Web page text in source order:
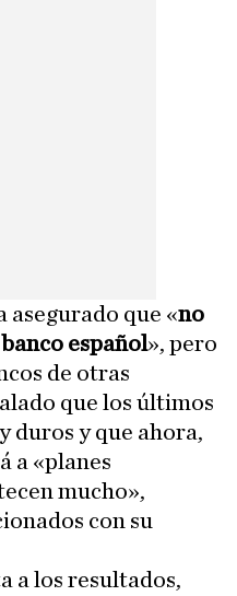
asegurado que «no
español», pero
de otras
que los últimos
duros y que ahora,
a «planes
mucho»,
con su
a los resultados,